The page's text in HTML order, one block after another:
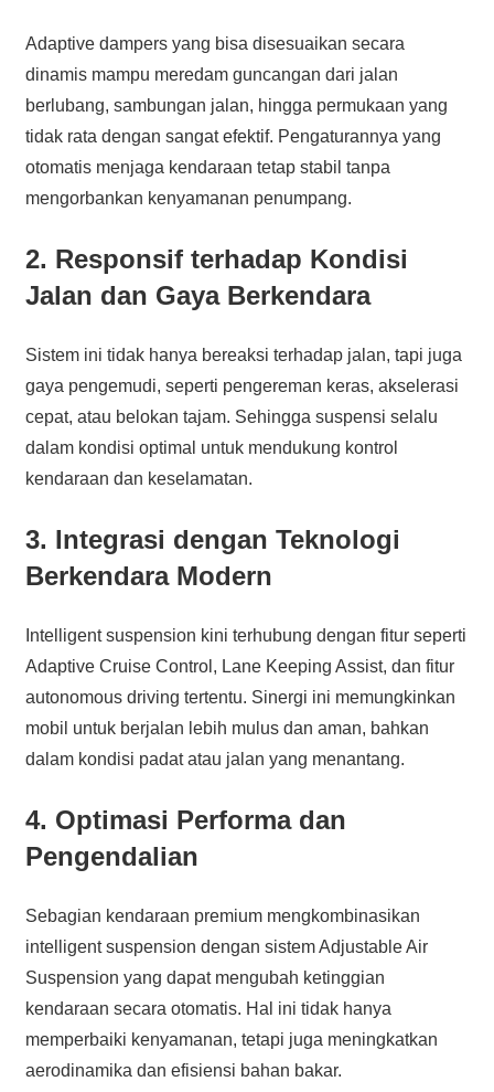
Adaptive dampers yang bisa disesuaikan secara
dinamis mampu meredam guncangan dari jalan
berlubang, sambungan jalan, hingga permukaan yang
tidak rata dengan sangat efektif. Pengaturannya yang
otomatis menjaga kendaraan tetap stabil tanpa
mengorbankan kenyamanan penumpang.
2. Responsif terhadap Kondisi
Jalan dan Gaya Berkendara
Sistem ini tidak hanya bereaksi terhadap jalan, tapi juga
gaya pengemudi, seperti pengereman keras, akselerasi
cepat, atau belokan tajam. Sehingga suspensi selalu
dalam kondisi optimal untuk mendukung kontrol
kendaraan dan keselamatan.
3. Integrasi dengan Teknologi
Berkendara Modern
Intelligent suspension kini terhubung dengan fitur seperti
Adaptive Cruise Control, Lane Keeping Assist, dan fitur
autonomous driving tertentu. Sinergi ini memungkinkan
mobil untuk berjalan lebih mulus dan aman, bahkan
dalam kondisi padat atau jalan yang menantang.
4. Optimasi Performa dan
Pengendalian
Sebagian kendaraan premium mengkombinasikan
intelligent suspension dengan sistem Adjustable Air
Suspension yang dapat mengubah ketinggian
kendaraan secara otomatis. Hal ini tidak hanya
memperbaiki kenyamanan, tetapi juga meningkatkan
aerodinamika dan efisiensi bahan bakar.